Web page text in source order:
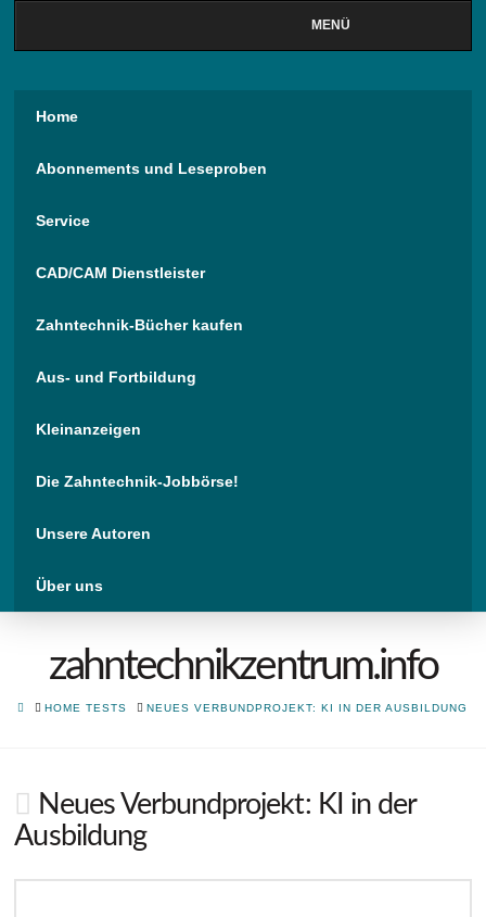
MENÜ
Home
Abonnements und Leseproben
Service
CAD/CAM Dienstleister
Zahntechnik-Bücher kaufen
Aus- und Fortbildung
Kleinanzeigen
Die Zahntechnik-Jobbörse!
Unsere Autoren
Über uns
zahntechnikzentrum.info
HOMEHOME TESTS NEUES VERBUNDPROJEKT: KI IN DER AUSBILDUNG
Neues Verbundprojekt: KI in der
Ausbildung